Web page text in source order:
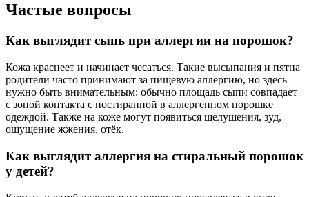
Частые вопросы
Как выглядит сыпь при аллергии на порошок?
Кожа краснеет и начинает чесаться. Такие высыпания и пятна
родители часто принимают за пищевую аллергию, но здесь
нужно быть внимательным: обычно площадь сыпи совпадает
с зоной контакта с постиранной в аллергенном порошке
одеждой. Также на коже могут появиться шелушения, зуд,
ощущение жжения, отёк.
Как выглядит аллергия на стиральный порошок
у детей?